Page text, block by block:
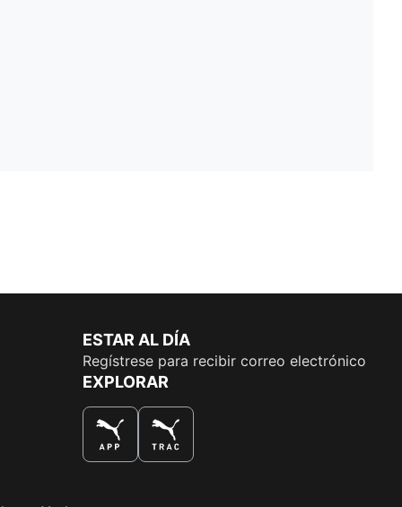
ESTAR AL DÍA
Regístrese para recibir correo electrónico
EXPLORAR